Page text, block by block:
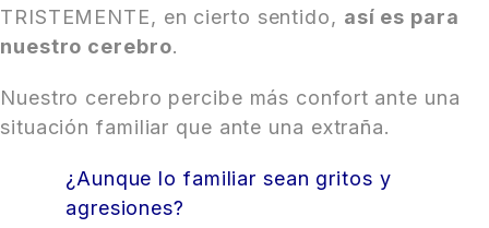
TRISTEMENTE, en cierto sentido, así es para
nuestro cerebro.
Nuestro cerebro percibe más confort ante una
situación familiar que ante una extraña.
¿Aunque lo familiar sean gritos y
agresiones?